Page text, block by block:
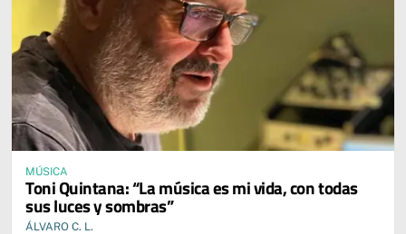
MÚSICA
Toni Quintana: “La música es mi vida, con todas
sus luces y sombras”
ÁLVARO C. L.